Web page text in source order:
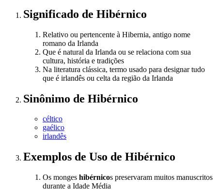
Significado de Hibérnico
Relativo ou pertencente à Hibernia, antigo nome
romano da Irlanda
Que é natural da Irlanda ou se relaciona com sua
cultura, história e tradições
Na literatura clássica, termo usado para designar tudo
que é irlandês ou celta da região da Irlanda
Sinônimo de Hibérnico
céltico
gaélico
irlandês
Exemplos de Uso de Hibérnico
Os monges hibérnicos preservaram muitos manuscritos
durante a Idade Média